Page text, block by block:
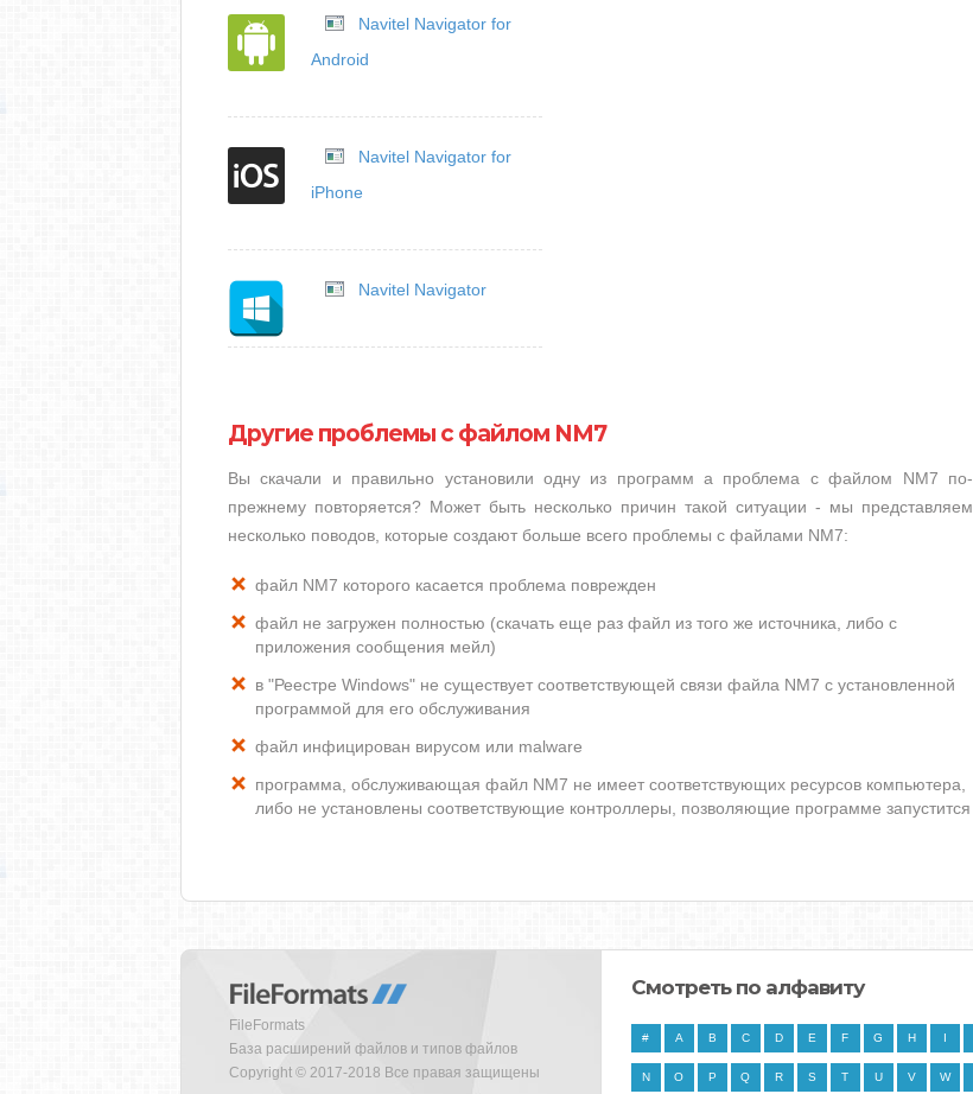
Navitel Navigator for
Android
Navitel Navigator for
iPhone
Navitel Navigator
Другие проблемы с файлом NM7
Вы скачали и правильно установили одну из программ а проблема с файлом NM7 по-
прежнему повторяется? Может быть несколько причин такой ситуации - мы представляем
несколько поводов, которые создают больше всего проблемы с файлами NM7:
файл NM7 которого касается проблема поврежден
файл не загружен полностью (скачать еще раз файл из того же источника, либо с
приложения сообщения мейл)
в "Реестре Windows" не существует соответствующей связи файла NM7 с установленной
программой для его обслуживания
файл инфицирован вирусом или malware
программа, обслуживающая файл NM7 не имеет соответствующих ресурсов компьютера,
либо не установлены соответствующие контроллеры, позволяющие программе запустится
FileFormats
База расширений файлов и типов файлов
Copyright © 2017-2018 Все правая защищены
Смотреть по алфавиту
# A B C D E F G H I
N O P Q R S T U V W